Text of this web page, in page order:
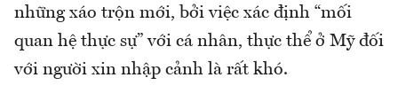
những xáo trộn mới, bởi việc xác định “mối
quan hệ thực sự” với cá nhân, thực thể ở Mỹ đối
với người xin nhập cảnh là rất khó.